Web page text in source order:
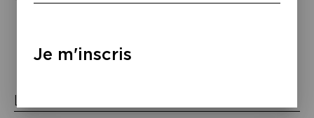
de
l’article
La Maison de la Poésie
Je m'inscris